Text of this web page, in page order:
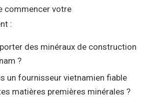
commencer votre
:
des minéraux de construction
?
un fournisseur vietnamien fiable
matières premières minérales ?